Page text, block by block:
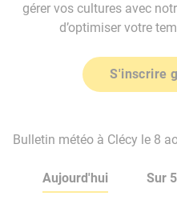
gérer vos cultures avec
d’optimiser votre
S'inscrire
Bulletin météo à Clécy le 8
Aujourd'hui Sur